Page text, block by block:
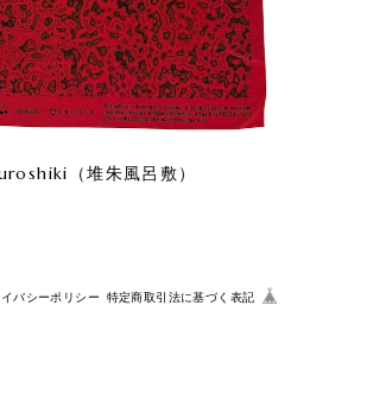
（堆朱風呂敷）
バシーポリシー 特定商取引法に基づく表記